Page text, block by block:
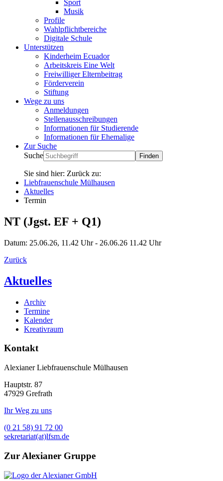
Sport
Musik
Profile
Wahlpflichtbereiche
Digitale Schule
Unterstützen
Kinderheim Ecuador
Arbeitskreis Eine Welt
Freiwilliger Elternbeitrag
Förderverein
Stiftung
Wege zu uns
Anmeldungen
Stellenausschreibungen
Informationen für Studierende
Informationen für Ehemalige
Zur Suche
Suche
Sie sind hier: Zurück zu:
Liebfrauenschule Mülhausen
Aktuelles
Termin
NT (Jgst. EF + Q1)
Datum: 25.06.26, 11.42 Uhr- 26.06.26 11.42 Uhr
Zurück
Aktuelles
Archiv
Termine
Kalender
Kreativraum
Kontakt
Alexianer Liebfrauenschule Mülhausen
Hauptstr. 87
47929 Grefrath
Ihr Weg zu uns
(0 21 58) 91 72 00
sekretariat(at)lfsm.de
Zur Alexianer Gruppe